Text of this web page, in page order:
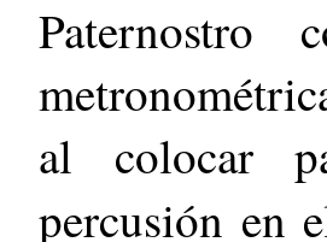
Paternostro
al colocar
percusión en